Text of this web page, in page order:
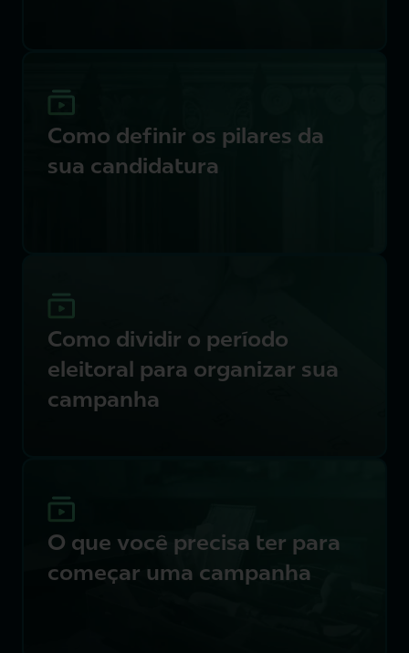
Como definir os pilares da
sua candidatura
Como dividir o período
eleitoral para organizar sua
campanha
O que você precisa ter para
começar uma campanha